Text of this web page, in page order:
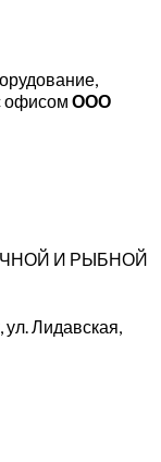
офисом ООО
И РЫБНОЙ
ул. Лидавская,